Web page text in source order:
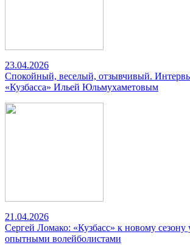
23.04.2026
Спокойный, веселый, отзывчивый.
«Кузбасса» Ильей Юльмухаметовым
21.04.2026
Сергей Ломако: «Кузбасс» к новому сезону
опытными волейболистами